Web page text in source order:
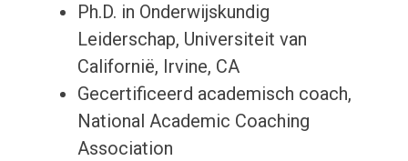
Ph.D. in Onderwijskundig
Leiderschap, Universiteit van
Californië, Irvine, CA
Gecertificeerd academisch coach,
National Academic Coaching
Association